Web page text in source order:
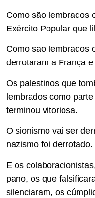
Como são lembrados
Exército Popular que
Como são lembrados
derrotaram a França
Os palestinos que
lembrados como
terminou vitoriosa.
O sionismo vai ser
nazismo foi derrotado.
E os
pano, os que
silenciaram, os